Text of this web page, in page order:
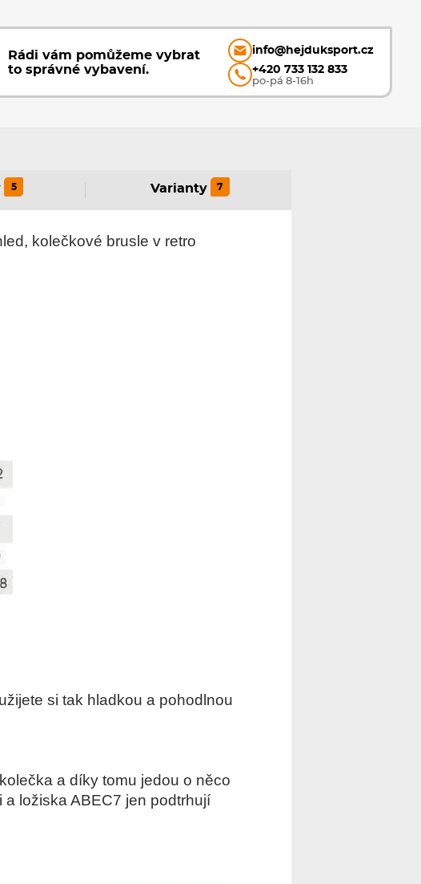
Rádi vám pomůžeme vybrat
to správné vybavení.
info@hejduksport.cz
+420 733 132 833
po-pá 8-16h
5 Varianty 7
kolečkové brusle v retro
si tak hladkou a pohodlnou
a díky tomu jedou o něco
ložiska ABEC7 jen podtrhují